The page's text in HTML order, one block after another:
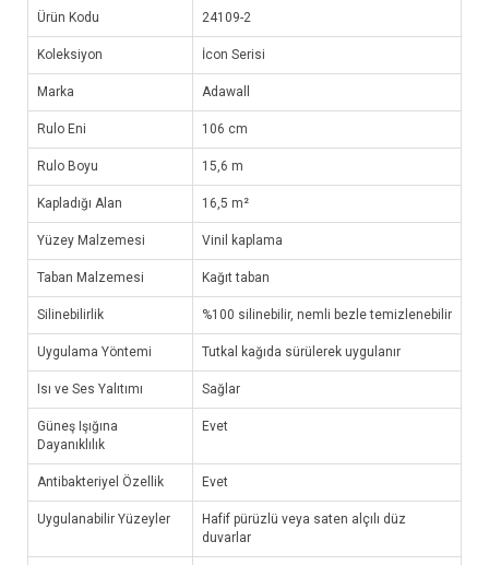
Ürün Kodu 24109-2
Koleksiyon İcon Serisi
Marka Adawall
Rulo Eni 106 cm
Rulo Boyu 15,6 m
Kapladığı Alan 16,5 m²
Yüzey Malzemesi Vinil kaplama
Taban Malzemesi Kağıt taban
Silinebilirlik %100 silinebilir, nemli bezle temizlenebilir
Uygulama Yöntemi Tutkal kağıda sürülerek uygulanır
Isı ve Ses Yalıtımı Sağlar
Güneş Işığına
Dayanıklılık
Evet
Antibakteriyel Özellik Evet
Uygulanabilir Yüzeyler
Hafif pürüzlü veya saten alçılı düz
duvarlar